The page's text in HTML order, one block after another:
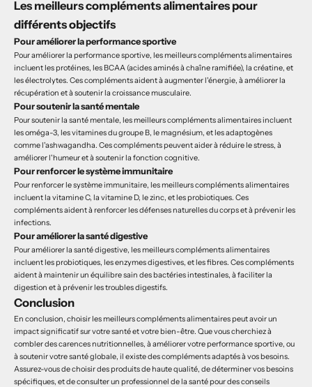
Les meilleurs compléments alimentaires pour
différents objectifs
Pour améliorer la performance sportive
Pour améliorer la performance sportive, les meilleurs compléments alimentaires
incluent les protéines, les BCAA (acides aminés à chaîne ramifiée), la créatine, et
les électrolytes. Ces compléments aident à augmenter l'énergie, à améliorer la
récupération et à soutenir la croissance musculaire.
Pour soutenir la santé mentale
Pour soutenir la santé mentale, les meilleurs compléments alimentaires incluent
les oméga-3, les vitamines du groupe B, le magnésium, et les adaptogènes
comme l'ashwagandha. Ces compléments peuvent aider à réduire le stress, à
améliorer l'humeur et à soutenir la fonction cognitive.
Pour renforcer le système immunitaire
Pour renforcer le système immunitaire, les meilleurs compléments alimentaires
incluent la vitamine C, la vitamine D, le zinc, et les probiotiques. Ces
compléments aident à renforcer les défenses naturelles du corps et à prévenir les
infections.
Pour améliorer la santé digestive
Pour améliorer la santé digestive, les meilleurs compléments alimentaires
incluent les probiotiques, les enzymes digestives, et les fibres. Ces compléments
aident à maintenir un équilibre sain des bactéries intestinales, à faciliter la
digestion et à prévenir les troubles digestifs.
Conclusion
En conclusion, choisir les meilleurs compléments alimentaires peut avoir un
impact significatif sur votre santé et votre bien-être. Que vous cherchiez à
combler des carences nutritionnelles, à améliorer votre performance sportive, ou
à soutenir votre santé globale, il existe des compléments adaptés à vos besoins.
Assurez-vous de choisir des produits de haute qualité, de déterminer vos besoins
spécifiques, et de consulter un professionnel de la santé pour des conseils